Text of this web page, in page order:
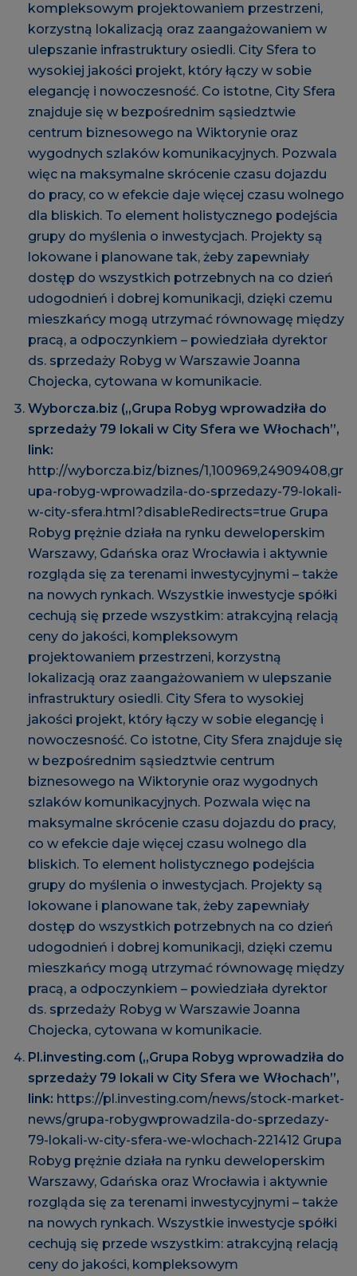
kompleksowym projektowaniem przestrzeni,
korzystną lokalizacją oraz zaangażowaniem w
ulepszanie infrastruktury osiedli. City Sfera to
wysokiej jakości projekt, który łączy w sobie
elegancję i nowoczesność. Co istotne, City Sfera
znajduje się w bezpośrednim sąsiedztwie
centrum biznesowego na Wiktorynie oraz
wygodnych szlaków komunikacyjnych. Pozwala
więc na maksymalne skrócenie czasu dojazdu
do pracy, co w efekcie daje więcej czasu wolnego
dla bliskich. To element holistycznego podejścia
grupy do myślenia o inwestycjach. Projekty są
lokowane i planowane tak, żeby zapewniały
dostęp do wszystkich potrzebnych na co dzień
udogodnień i dobrej komunikacji, dzięki czemu
mieszkańcy mogą utrzymać równowagę między
pracą, a odpoczynkiem – powiedziała dyrektor
ds. sprzedaży Robyg w Warszawie Joanna
Chojecka, cytowana w komunikacie.
Wyborcza.biz („Grupa Robyg wprowadziła do
sprzedaży 79 lokali w City Sfera we Włochach”,
link:
http://wyborcza.biz/biznes/1,100969,24909408,gr
upa-robyg-wprowadzila-do-sprzedazy-79-lokali-
w-city-sfera.html?disableRedirects=true Grupa
Robyg prężnie działa na rynku deweloperskim
Warszawy, Gdańska oraz Wrocławia i aktywnie
rozgląda się za terenami inwestycyjnymi – także
na nowych rynkach. Wszystkie inwestycje spółki
cechują się przede wszystkim: atrakcyjną relacją
ceny do jakości, kompleksowym
projektowaniem przestrzeni, korzystną
lokalizacją oraz zaangażowaniem w ulepszanie
infrastruktury osiedli. City Sfera to wysokiej
jakości projekt, który łączy w sobie elegancję i
nowoczesność. Co istotne, City Sfera znajduje się
w bezpośrednim sąsiedztwie centrum
biznesowego na Wiktorynie oraz wygodnych
szlaków komunikacyjnych. Pozwala więc na
maksymalne skrócenie czasu dojazdu do pracy,
co w efekcie daje więcej czasu wolnego dla
bliskich. To element holistycznego podejścia
grupy do myślenia o inwestycjach. Projekty są
lokowane i planowane tak, żeby zapewniały
dostęp do wszystkich potrzebnych na co dzień
udogodnień i dobrej komunikacji, dzięki czemu
mieszkańcy mogą utrzymać równowagę między
pracą, a odpoczynkiem – powiedziała dyrektor
ds. sprzedaży Robyg w Warszawie Joanna
Chojecka, cytowana w komunikacie.
Pl.investing.com („Grupa Robyg wprowadziła do
sprzedaży 79 lokali w City Sfera we Włochach”,
link: https://pl.investing.com/news/stock-market-
news/grupa-robygwprowadzila-do-sprzedazy-
79-lokali-w-city-sfera-we-wlochach-221412 Grupa
Robyg prężnie działa na rynku deweloperskim
Warszawy, Gdańska oraz Wrocławia i aktywnie
rozgląda się za terenami inwestycyjnymi – także
na nowych rynkach. Wszystkie inwestycje spółki
cechują się przede wszystkim: atrakcyjną relacją
ceny do jakości, kompleksowym